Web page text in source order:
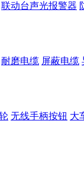
联动台声光报警器
耐磨电缆 屏蔽电缆
无线手柄按钮 大